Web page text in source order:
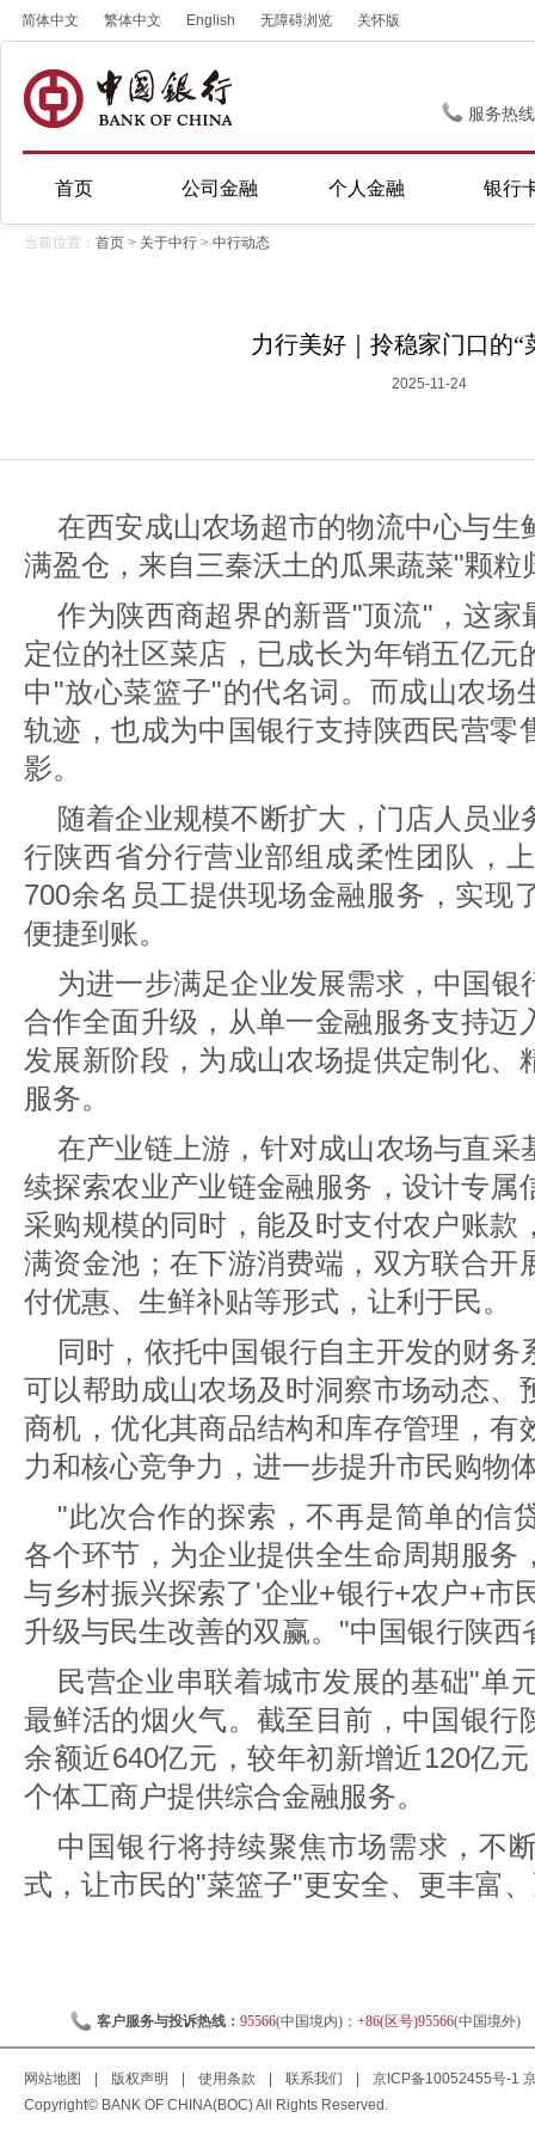
简体中文 繁体中文 English 无障碍浏览 关怀版
服务热
首页 公司金融 个人金融 银行
当前位置： 首页 > 关于中行 > 中行动态
力行美好｜拎稳家门口的“
2025-11-24
在西安成山农场超市的物流中心与生
满盈仓，来自三秦沃土的瓜果蔬菜"颗
作为陕西商超界的新晋"顶流"，这
定位的社区菜店，已成长为年销五亿元
中"放心菜篮子"的代名词。而成山农场
轨迹，也成为中国银行支持陕西民营零
影。
随着企业规模不断扩大，门店人员业
行陕西省分行营业部组成柔性团队，
700余名员工提供现场金融服务，实现
便捷到账。
为进一步满足企业发展需求，中国银
合作全面升级，从单一金融服务支持迈
发展新阶段，为成山农场提供定制化、
服务。
在产业链上游，针对成山农场与直采
续探索农业产业链金融服务，设计专属
采购规模的同时，能及时支付农户账款
满资金池；在下游消费端，双方联合开
付优惠、生鲜补贴等形式，让利于民。
同时，依托中国银行自主开发的财
可以帮助成山农场及时洞察市场动态、
商机，优化其商品结构和库存管理，有
力和核心竞争力，进一步提升市民购物
"此次合作的探索，不再是简单的信
各个环节，为企业提供全生命周期服务
与乡村振兴探索了'企业+银行+农户+市
升级与民生改善的双赢。"中国银行陕
民营企业串联着城市发展的基础"单
最鲜活的烟火气。截至目前，中国银行
余额近640亿元，较年初新增近120亿
个体工商户提供综合金融服务。
中国银行将持续聚焦市场需求，不
式，让市民的"菜篮子"更安全、更丰富
客户服务与投诉热线： 95566(中国境内)； +86(区号)95566(中国境外)
网站地图 版权声明 使用条款 联系我们 京ICP备10052455号-1
Copyright© BANK OF CHINA(BOC) All Rights Reserved.